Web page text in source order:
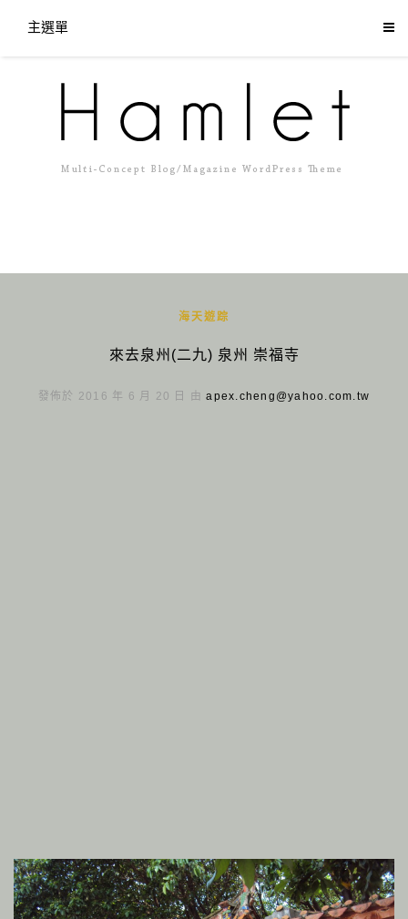
主選單
海天遊踪
來去泉州(二九) 泉州 崇福寺
發佈於 2016 年 6 月 20 日 由apex.cheng@yahoo.com.tw